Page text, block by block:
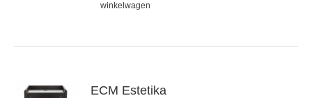
winkelwagen
ECM Estetika